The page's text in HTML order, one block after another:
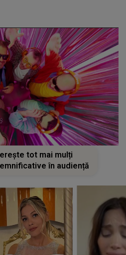
tot mai mulți
în audiență